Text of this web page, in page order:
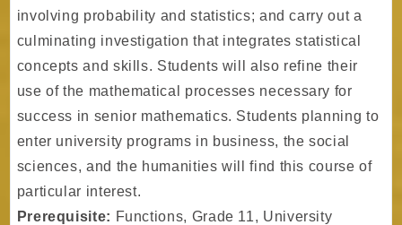
involving probability and statistics; and carry out a
culminating investigation that integrates statistical
concepts and skills. Students will also refine their
use of the mathematical processes necessary for
success in senior mathematics. Students planning to
enter university programs in business, the social
sciences, and the humanities will find this course of
particular interest.
Prerequisite: Functions, Grade 11, University